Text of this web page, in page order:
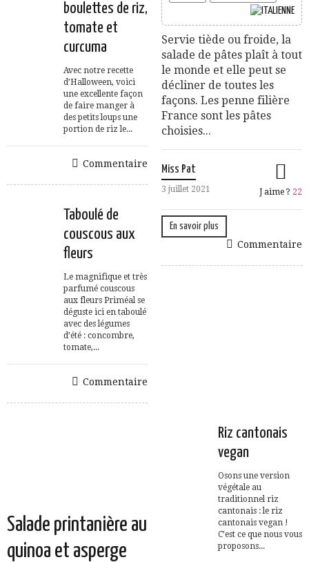
boulettes de riz,
tomate et
curcuma
Avec notre recette
d’Halloween, voici
une excellente façon
de faire manger à
des petits loups une
portion de riz le...
Commentaire
Taboulé de
couscous aux
fleurs
Le magnifique et très
parfumé couscous
aux fleurs Priméal se
déguste ici en taboulé
avec des légumes
d’été : concombre,
tomate,...
Commentaire
Servie tiède ou froide, la
salade de pâtes plaît à tout
le monde et elle peut se
décliner de toutes les
façons. Les penne filière
France sont les pâtes
choisies...
Miss Pat
3 juillet 2021 J aime ? 22
En savoir plus
Commentaire
Salade printanière au
quinoa et asperge
Riz cantonais
vegan
Osons une version
végétale au
traditionnel riz
cantonais : le riz
cantonais vegan !
C’est ce que nous vous
proposons...